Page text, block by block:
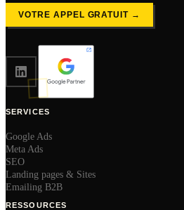
VOTRE APPEL GRATUIT →
SERVICES
Google Ads
Meta Ads
SEO
Landing pages & Sites
Emailing B2B
RESSOURCES